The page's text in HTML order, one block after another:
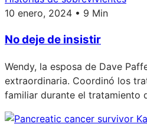
10 enero, 2024 • 9 Min
No deje de insistir
Wendy, la esposa de Dave
extraordinaria. Coordinó los
familiar durante el tratamiento